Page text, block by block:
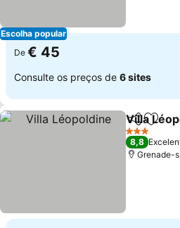
Escolha popular
De € 45
Consulte os preços de 6 sites
Partilhar
Villa
3 Estrelas
8,8
Grenade-